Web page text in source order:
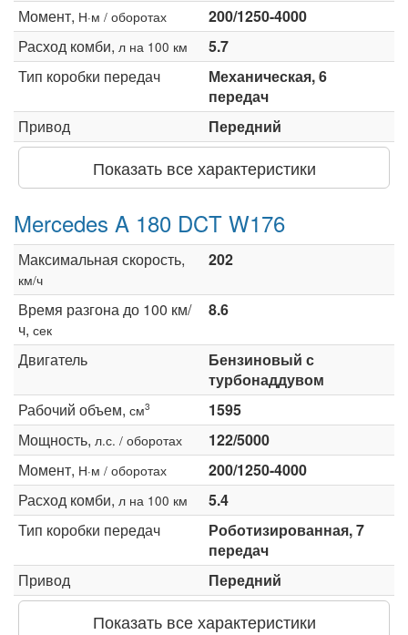
Момент, Н·м / оборотах
200/1250-4000
Расход комби, л на 100 км
5.7
Тип коробки передач
Механическая, 6
передач
Привод
Передний
Показать все характеристики
Mercedes A 180 DCT W176
Максимальная скорость,
км/ч
202
Время разгона до 100 км/
ч, сек
8.6
Двигатель
Бензиновый с
турбонаддувом
Рабочий объем, см3
1595
Мощность, л.с. / оборотах
122/5000
Момент, Н·м / оборотах
200/1250-4000
Расход комби, л на 100 км
5.4
Тип коробки передач
Роботизированная, 7
передач
Привод
Передний
Показать все характеристики